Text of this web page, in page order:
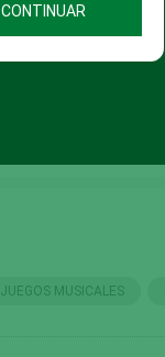
JUEGOS MUSICALES
CONTINUAR